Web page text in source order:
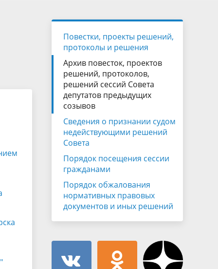
История
Муниципальная служба
Объявления
Порядок посещения сессии
гражданами
Сведения о доходах, расходах, об
имуществе, обязательствах
имущественного характера
Информационные материалы
Наша "Прямая линия"
Повестки, проекты решений,
протоколы и решения
Архив повесток, проектов
решений, протоколов,
решений сессий Совета
депутатов предыдущих
созывов
Сведения о признании судом
недействующими решений
Совета
Порядок посещения сессии
гражданами
Порядок обжалования
нормативных правовых
документов и иных решений